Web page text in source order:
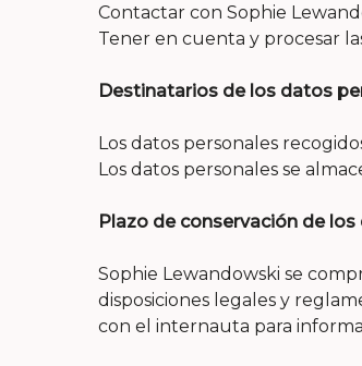
Contactar con Sophie
Tener en cuenta y procesar
Destinatarios de los datos
Los datos personales
Los datos personales se
Plazo de conservación de
Sophie Lewandowski se
disposiciones legales y
con el internauta para